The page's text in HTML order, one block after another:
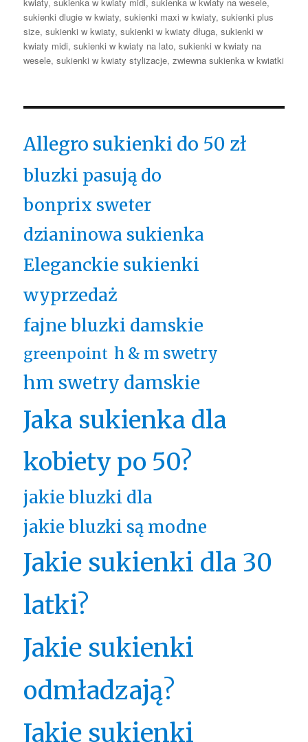
kwiaty,sukienka w kwiaty midi,sukienka w kwiaty na wesele,
sukienki dlugie w kwiaty,sukienki maxi w kwiaty,sukienki plus
size,sukienki w kwiaty,sukienki w kwiaty długa,sukienki w
kwiaty midi,sukienki w kwiaty na lato,sukienki w kwiaty na
wesele,sukienki w kwiaty stylizacje,zwiewna sukienka w kwiatki
Allegro sukienki do 50 zł
bluzki pasują do
bonprix sweter
dzianinowa sukienka
Eleganckie sukienki
wyprzedaż
fajne bluzki damskie
greenpoint h & m swetry
hm swetry damskie
Jaka sukienka dla
kobiety po 50?
jakie bluzki dla
jakie bluzki są modne
Jakie sukienki dla 30
latki?
Jakie sukienki
odmładzają?
Jakie sukienki